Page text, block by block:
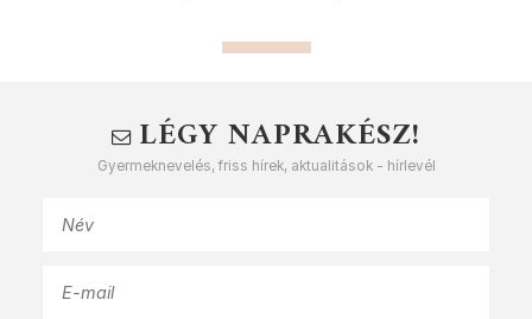
LÉGY NAPRAKÉSZ!
Gyermeknevelés, friss hírek, aktualitások - hírlevél